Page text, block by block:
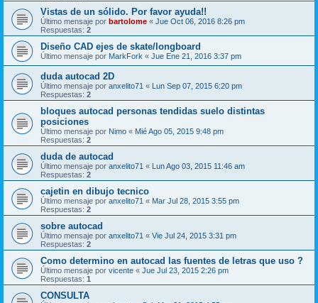
Vistas de un sólido. Por favor ayuda!!
Último mensaje por bartolome « Jue Oct 06, 2016 8:26 pm
Respuestas: 2
Diseño CAD ejes de skate/longboard
Último mensaje por MarkFork « Jue Ene 21, 2016 3:37 pm
duda autocad 2D
Último mensaje por anxelito71 « Lun Sep 07, 2015 6:20 pm
Respuestas: 2
bloques autocad personas tendidas suelo distintas
posiciones
Último mensaje por Nimo « Mié Ago 05, 2015 9:48 pm
Respuestas: 2
duda de autocad
Último mensaje por anxelito71 « Lun Ago 03, 2015 11:46 am
Respuestas: 2
cajetin en dibujo tecnico
Último mensaje por anxelito71 « Mar Jul 28, 2015 3:55 pm
Respuestas: 2
sobre autocad
Último mensaje por anxelito71 « Vie Jul 24, 2015 3:31 pm
Respuestas: 2
Como determino en autocad las fuentes de letras que uso ?
Último mensaje por vicente « Jue Jul 23, 2015 2:26 pm
Respuestas: 1
CONSULTA